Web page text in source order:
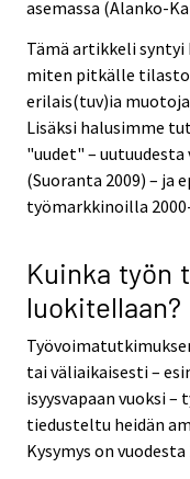
asemassa (Alanko-
Tämä artikkeli
miten pitkälle
erilais(tuv)ia
Lisäksi halusimme
"uudet" –
(Suoranta 2009) –
työmarkkinoilla
Kuinka työn
luokitellaan?
tai väliaikaisesti –
isyysvapaan vuoksi
tiedusteltu heidän
Kysymys on